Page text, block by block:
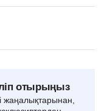
отырыңыз
жаңалықтарынан,